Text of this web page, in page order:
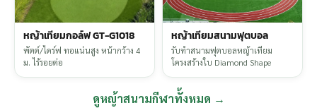
หญ้าเทียมกอล์ฟ GT-G1018
พัตต์/ไดร์ฟ ทอแน่นสูง หน้ากว้าง 4
ม. ไร้รอยต่อ
หญ้าเทียมสนามฟุตบอล
รับทำสนามฟุตบอลหญ้าเทียม
โครงสร้างใบ Diamond Shape
ดูหญ้าสนามกีฬาทั้งหมด →